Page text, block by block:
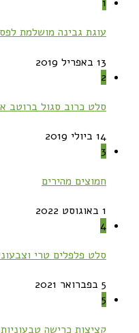
עוגת גבינה מושלמת
13 באפריל 2019
2
סלט כרוב סגול ברוטב
14 ביולי 2019
3
חמוצים מהירים
1 באוגוסט 2022
4
סלט פלפלים טרי
5 בפברואר 2021
5
קציצות כרישה